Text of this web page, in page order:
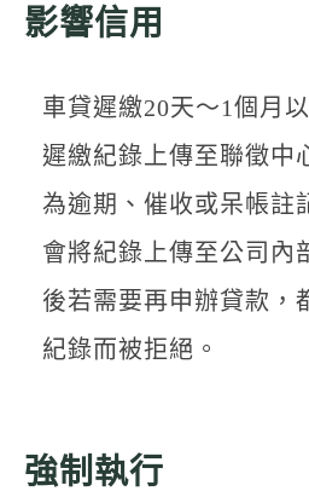
影響信用
車貸遲繳20天～1個月
遲繳紀錄上傳至聯徵中
為逾期、催收或呆帳註
會將紀錄上傳至公司內
後若需要再申辦貸款，
紀錄而被拒絕。
強制執行